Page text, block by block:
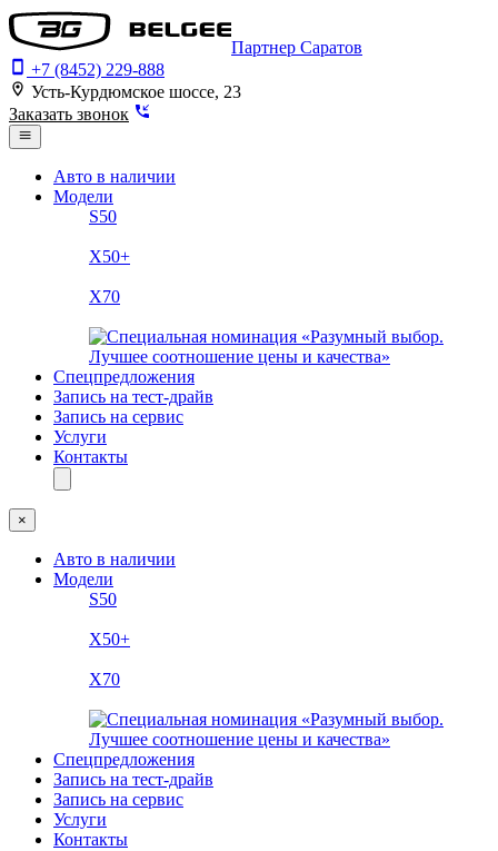
Партнер Саратов
+7 (8452) 229-888
Усть-Курдюмское шоссе, 23
Заказать звонок
Авто в наличии
Модели
S50
X50+
X70
Спецпредложения
Запись на тест-драйв
Запись на сервис
Услуги
Контакты
×
Авто в наличии
Модели
S50
X50+
X70
Спецпредложения
Запись на тест-драйв
Запись на сервис
Услуги
Контакты